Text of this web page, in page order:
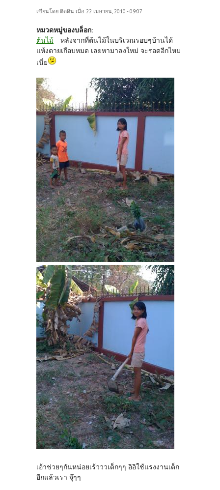
เขียนโดย ติดดิน เมื่อ 22 เมษายน, 2010 - 09:07
หมวดหมู่ของบล็อก:
ต้นไม้
หลังจากที่ต้นไม้ในบริเวณรอบๆบ้านได้
แห้งตายเกือบหมด เลยหามาลงใหม่ จะรอดอีกไหม
เนี่ย
เอ้าช่วยๆกันหน่อยเร้วววเด็กๆๆ อิอิใช้แรงงานเด็ก
อีกแล้วเรา จุ๊ๆๆ